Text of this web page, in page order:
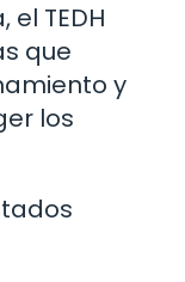
TEDH
que
y
los